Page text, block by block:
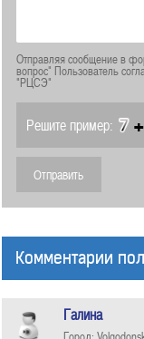
Отправляя сообщение в
вопрос" Пользователь
"РЦСЭ"
Решите пример: +
Комментарии
Галина